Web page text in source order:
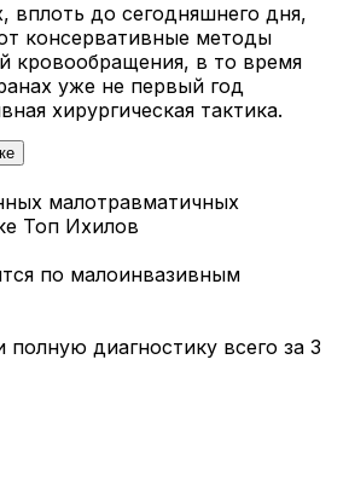
вплоть до сегодняшнего дня,
консервативные методы
кровообращения, в то время
уже не первый год
хирургическая тактика.
малотравматичных
Топ Ихилов
по малоинвазивным
диагностику всего за 3